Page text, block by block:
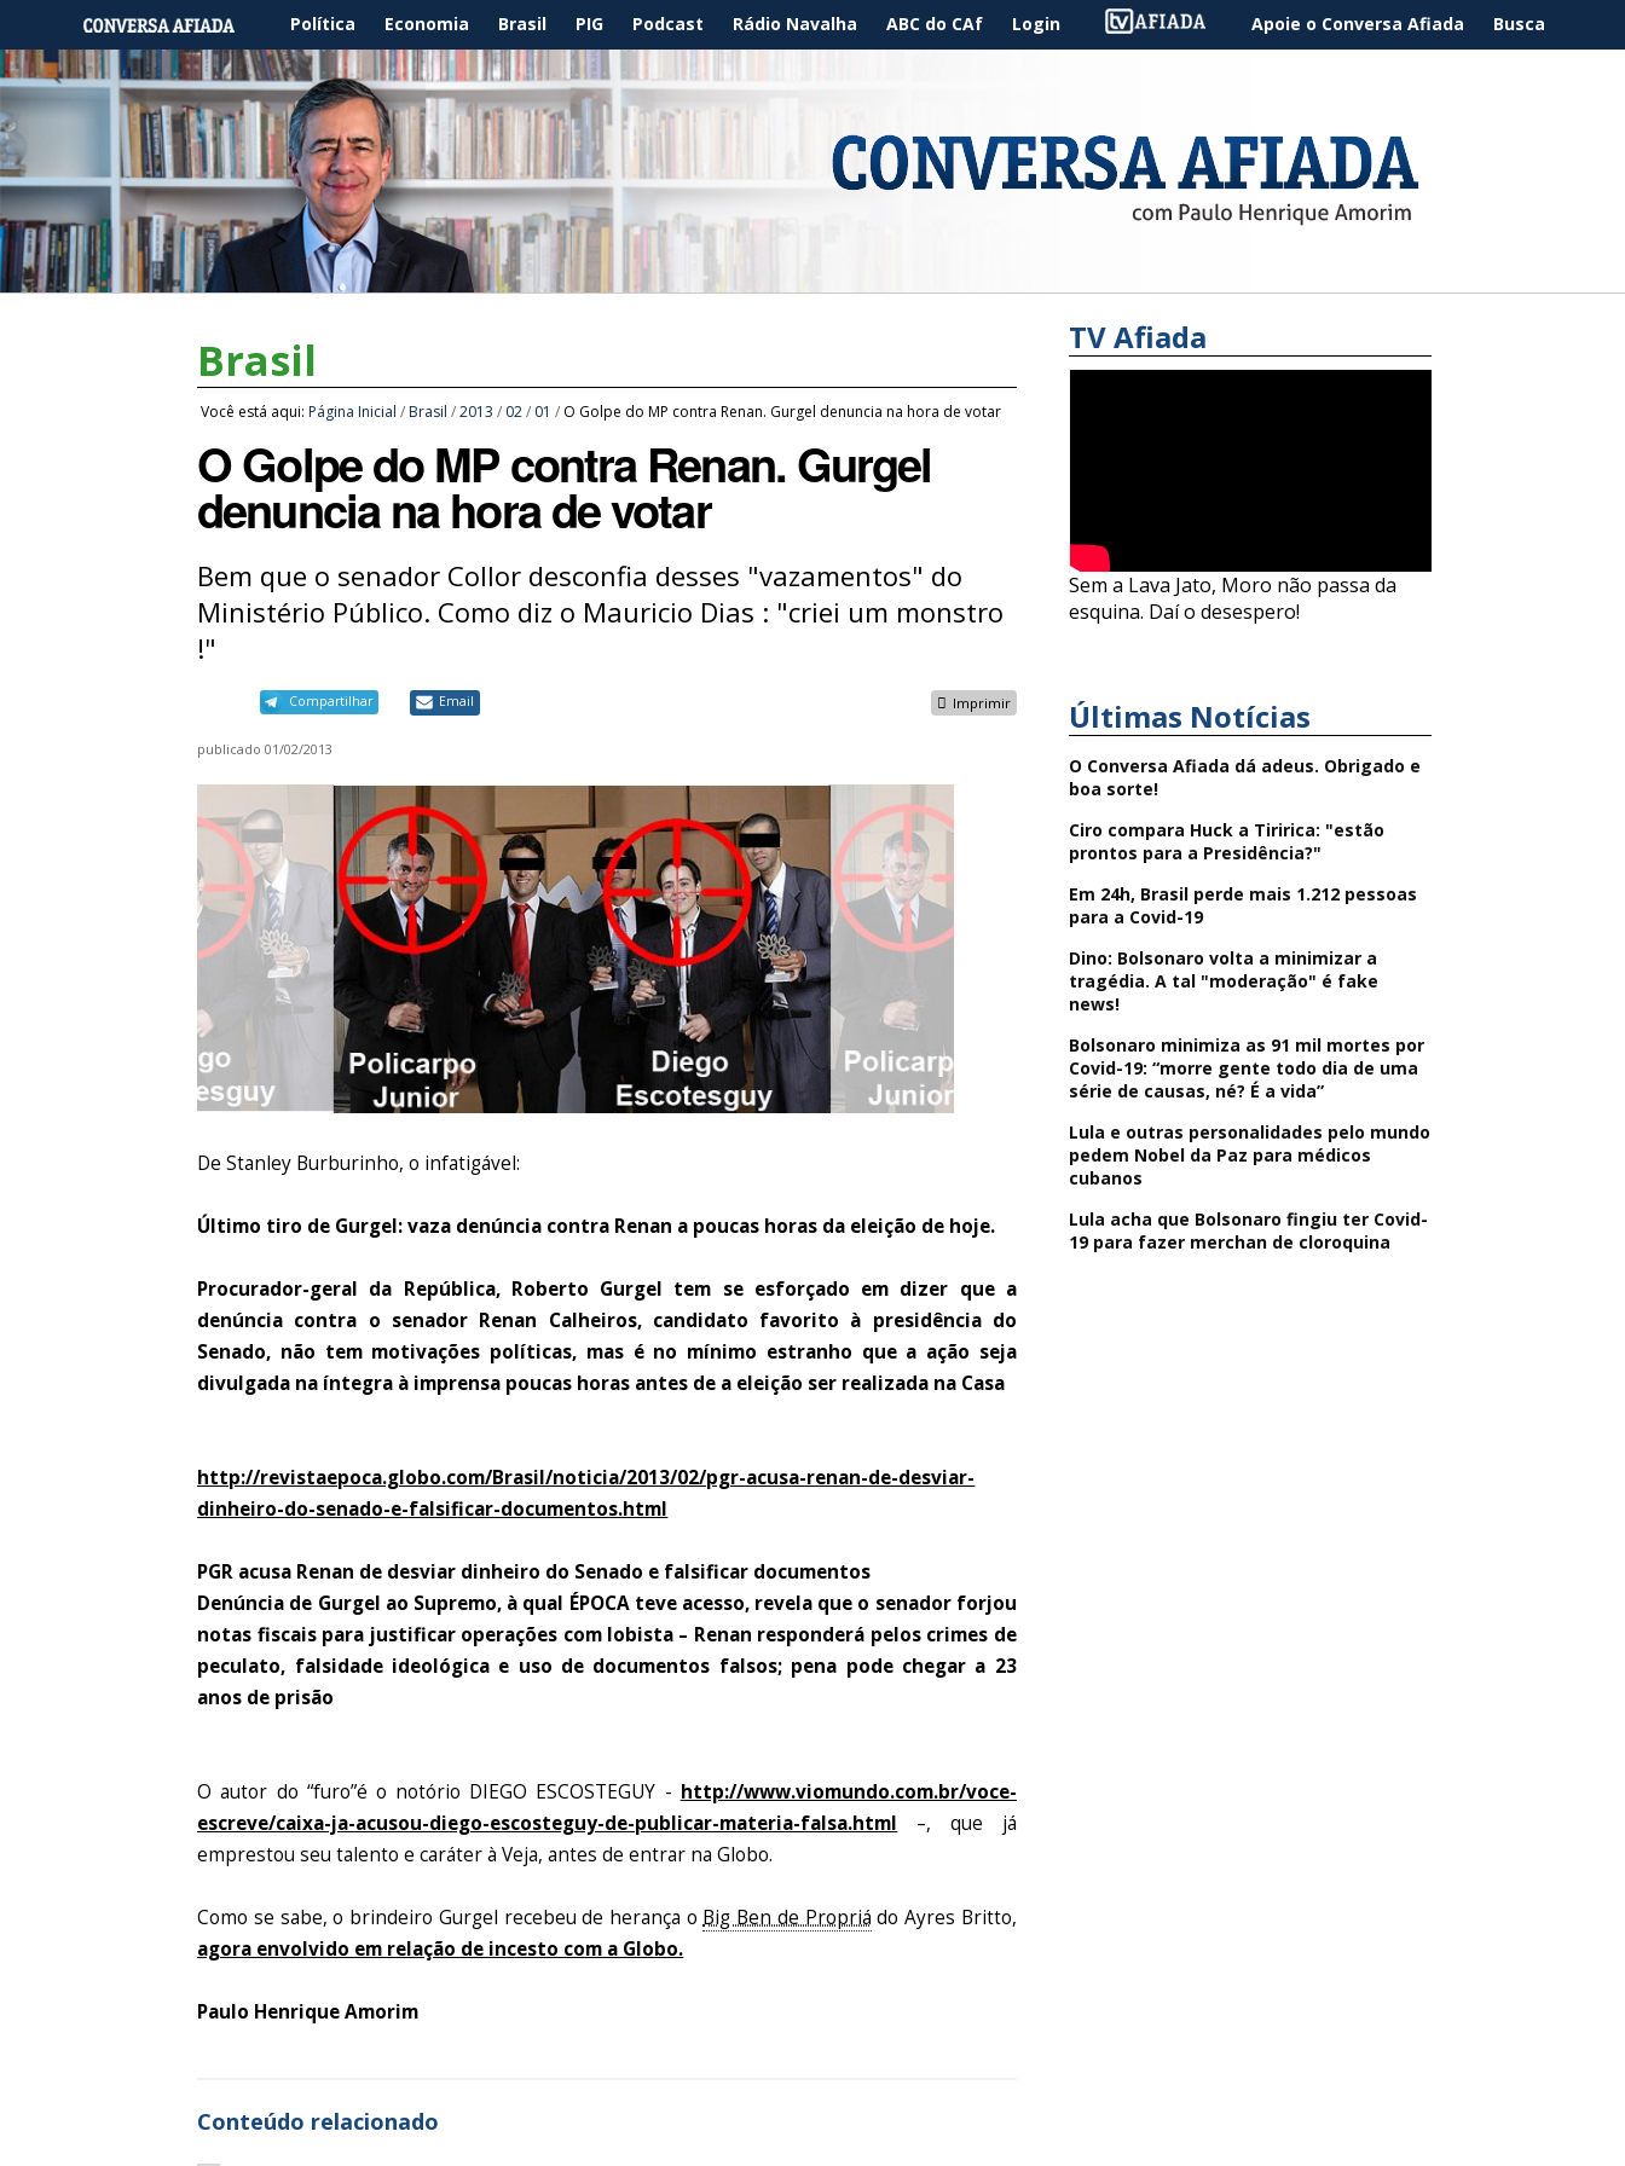
Política Economia Brasil PIG Podcast Rádio Navalha ABC do CAf Login Apoie o Conversa Afiada Busca
Brasil
Você está aqui: Página Inicial / Brasil /2013 / 02/ 01 / O Golpe do MP contra Renan. Gurgel denuncia na hora de votar
O Golpe do MP contra Renan. Gurgel
denuncia na hora de votar
Bem que o senador Collor desconfia desses "vazamentos" do
Ministério Público. Como diz o Mauricio Dias : "criei um monstro
!"
Compartilhar Email Imprimir
publicado 01/02/2013
De Stanley Burburinho, o infatigável:
Último tiro de Gurgel: vaza denúncia contra Renan a poucas horas da eleição de hoje.
Procurador-geral da República, Roberto Gurgel tem se esforçado em dizer que a
denúncia contra o senador Renan Calheiros, candidato favorito à presidência do
Senado, não tem motivações políticas, mas é no mínimo estranho que a ação seja
divulgada na íntegra à imprensa poucas horas antes de a eleição ser realizada na Casa
http://revistaepoca.globo.com/Brasil/noticia/2013/02/pgr-acusa-renan-de-desviar-
dinheiro-do-senado-e-falsificar-documentos.html
PGR acusa Renan de desviar dinheiro do Senado e falsificar documentos
Denúncia de Gurgel ao Supremo, à qual ÉPOCA teve acesso, revela que o senador forjou
notas fiscais para justificar operações com lobista – Renan responderá pelos crimes de
peculato, falsidade ideológica e uso de documentos falsos; pena pode chegar a 23
anos de prisão
O autor do “furo”é o notório DIEGO ESCOSTEGUY - http://www.viomundo.com.br/voce-
escreve/caixa-ja-acusou-diego-escosteguy-de-publicar-materia-falsa.html –, que já
emprestou seu talento e caráter à Veja, antes de entrar na Globo.
Como se sabe, o brindeiro Gurgel recebeu de herança o Big Ben de Propriá do Ayres Britto,
agora envolvido em relação de incesto com a Globo.
Paulo Henrique Amorim
Conteúdo relacionado
TV Afiada
Sem a Lava Jato, Moro não passa da
esquina. Daí o desespero!
Últimas Notícias
O Conversa Afiada dá adeus. Obrigado e
boa sorte!
Ciro compara Huck a Tiririca: "estão
prontos para a Presidência?"
Em 24h, Brasil perde mais 1.212 pessoas
para a Covid-19
Dino: Bolsonaro volta a minimizar a
tragédia. A tal "moderação" é fake
news!
Bolsonaro minimiza as 91 mil mortes por
Covid-19: “morre gente todo dia de uma
série de causas, né? É a vida”
Lula e outras personalidades pelo mundo
pedem Nobel da Paz para médicos
cubanos
Lula acha que Bolsonaro fingiu ter Covid-
19 para fazer merchan de cloroquina